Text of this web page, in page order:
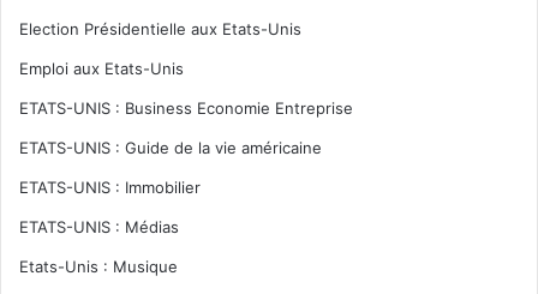
Election Présidentielle aux Etats-Unis
Emploi aux Etats-Unis
ETATS-UNIS : Business Economie Entreprise
ETATS-UNIS : Guide de la vie américaine
ETATS-UNIS : Immobilier
ETATS-UNIS : Médias
Etats-Unis : Musique